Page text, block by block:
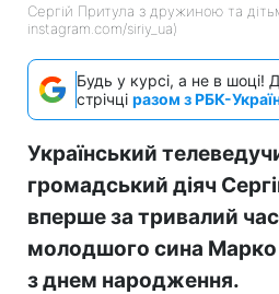
Сергій Притула з дружиною та
instagram.com/siriy_ua)
Будь у курсі, а не в шоці!
стрічці разом з РБК-
Український
громадський діяч
вперше за тривалий
молодшого сина Марко
з днем народження.